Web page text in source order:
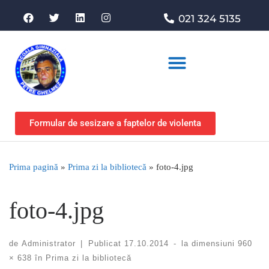
021 324 5135
Formular de sesizare a faptelor de violenta
Prima pagină » Prima zi la bibliotecă » foto-4.jpg
foto-4.jpg
de Administrator | Publicat 17.10.2014 - la dimensiuni 960
× 638 în Prima zi la bibliotecă